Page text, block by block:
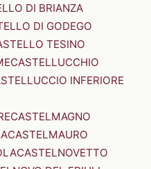
DI BRIANZA
DI GODEGO
TESINO
CASTELLUCCHIO
INFERIORE
CASTELMAGNO
CASTELMAURO
CASTELNOVETTO